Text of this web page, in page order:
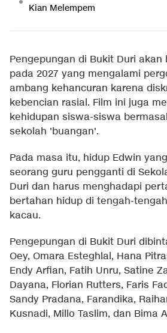
Kian Melempem
Pengepungan di Bukit Duri akan
pada 2027 yang mengalami
ambang kehancuran karena
kebencian rasial. Film ini juga
kehidupan siswa-siswa
sekolah 'buangan'.
Pada masa itu, hidup Edwin
seorang guru pengganti di
Duri dan harus menghadapi
bertahan hidup di tengah-
kacau.
Pengepungan di Bukit Duri
Oey, Omara Esteghlal, Hana
Endy Arfian, Fatih Unru, Satine
Dayana, Florian Rutters, Faris
Sandy Pradana, Farandika,
Kusnadi, Millo Taslim, dan Bima